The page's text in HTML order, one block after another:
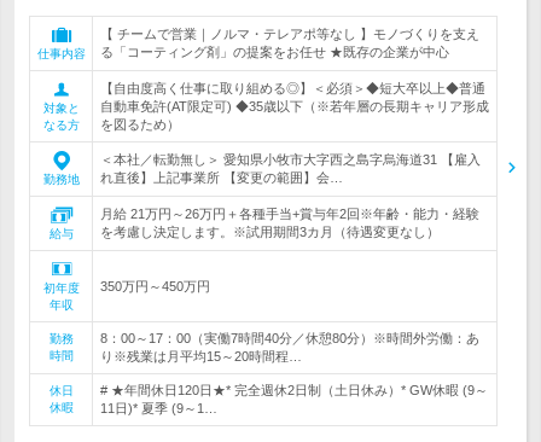
仕事内容
【 チームで営業｜ノルマ・テレアポ等なし 】モノづくりを支え
る「コーティング剤」の提案をお任せ ★既存の企業が中心
対象と
なる方
【自由度高く仕事に取り組める◎】＜必須＞◆短大卒以上◆普通
自動車免許(AT限定可) ◆35歳以下（※若年層の長期キャリア形成
を図るため）
勤務地
＜本社／転勤無し＞ 愛知県小牧市大字西之島字烏海道31 【雇入
れ直後】上記事業所 【変更の範囲】会…
給与
月給 21万円～26万円＋各種手当+賞与年2回※年齢・能力・経験
を考慮し決定します。※試用期間3カ月（待遇変更なし）
初年度
年収
350万円～450万円
勤務
時間
8：00～17：00（実働7時間40分／休憩80分）※時間外労働：あ
り※残業は月平均15～20時間程…
休日
休暇
# ★年間休日120日★* 完全週休2日制（土日休み）* GW休暇 (9～
11日)* 夏季 (9～1…